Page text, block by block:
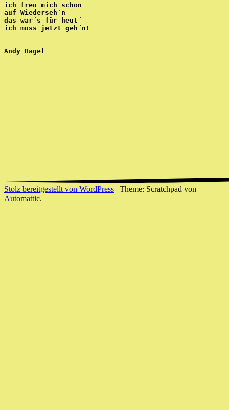
ich freu mich schon
auf Wiederseh´n
das war´s für heut´
ich muss jetzt geh´n!
Andy Hagel
Stolz bereitgestellt von WordPress | Theme: Scratchpad von
Automattic.